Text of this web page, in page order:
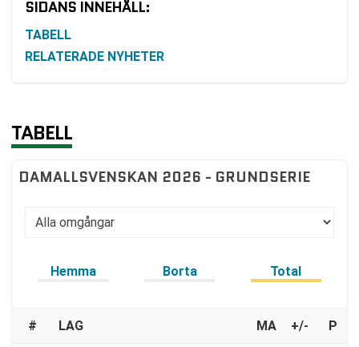
SIDANS INNEHÅLL:
TABELL
RELATERADE NYHETER
TABELL
DAMALLSVENSKAN 2026 - GRUNDSERIE
Hemma Borta Total
# LAG MA +/- P